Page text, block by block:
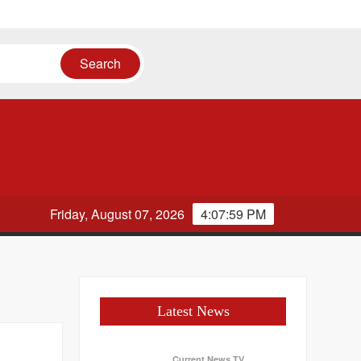
4:08:00 PM
Friday, August 07, 2026
Latest News